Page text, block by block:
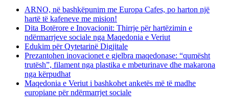
ARNO, në bashkëpunim me Europa Cafes, po harton një
hartë të kafeneve me mision!
Dita Botërore e Inovacionit: Thirrje për hartëzimin e
ndërmarrjeve sociale nga Maqedonia e Veriut
Edukim për Qytetarinë Digjitale
Prezantohen inovacionet e gjelbra maqedonase: “qumësht
trutësh”, filament nga plastika e mbeturinave dhe makarona
nga kërpudhat
Maqedonia e Veriut i bashkohet anketës më të madhe
europiane për ndërmarrjet sociale